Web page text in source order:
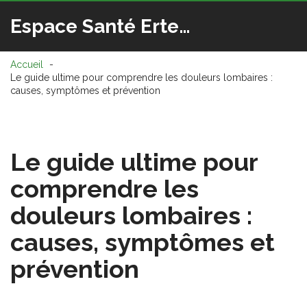
Espace Santé Ertedis
Accueil
Le guide ultime pour comprendre les douleurs lombaires :
causes, symptômes et prévention
Le guide ultime pour
comprendre les
douleurs lombaires :
causes, symptômes et
prévention